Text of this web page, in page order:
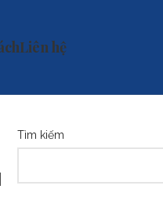
Liên hệ
Tìm kiếm